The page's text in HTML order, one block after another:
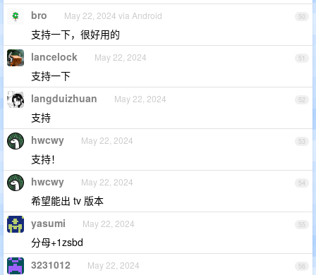
50
bro May 22, 2024 via Android
支持一下，很好用的
51
lancelock May 22, 2024
支持一下
52
langduizhuan May 22, 2024
支持
53
hwcwy May 22, 2024
支持！
54
hwcwy May 22, 2024
希望能出 tv 版本
55
yasumi May 22, 2024
分母+1zsbd
56
3231012 May 22, 2024